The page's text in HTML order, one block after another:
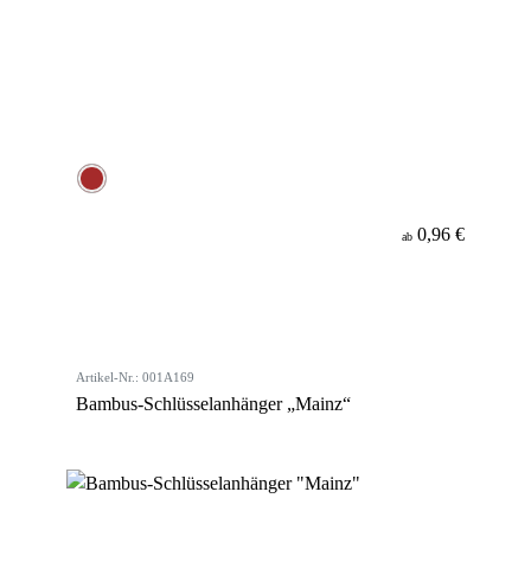
ab 0,96 €
Artikel-Nr.: 001A169
Bambus-Schlüsselanhänger „Mainz“